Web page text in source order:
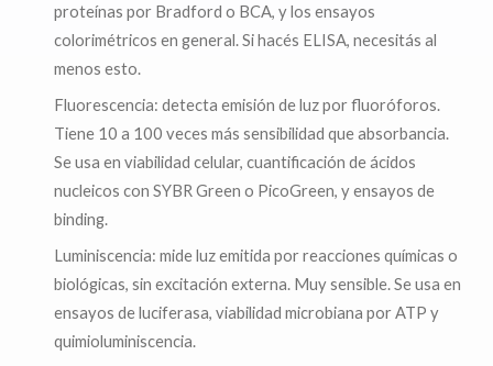
proteínas por Bradford o BCA, y los ensayos
colorimétricos en general. Si hacés ELISA, necesitás al
menos esto.
Fluorescencia: detecta emisión de luz por fluoróforos.
Tiene 10 a 100 veces más sensibilidad que absorbancia.
Se usa en viabilidad celular, cuantificación de ácidos
nucleicos con SYBR Green o PicoGreen, y ensayos de
binding.
Luminiscencia: mide luz emitida por reacciones químicas o
biológicas, sin excitación externa. Muy sensible. Se usa en
ensayos de luciferasa, viabilidad microbiana por ATP y
quimioluminiscencia.